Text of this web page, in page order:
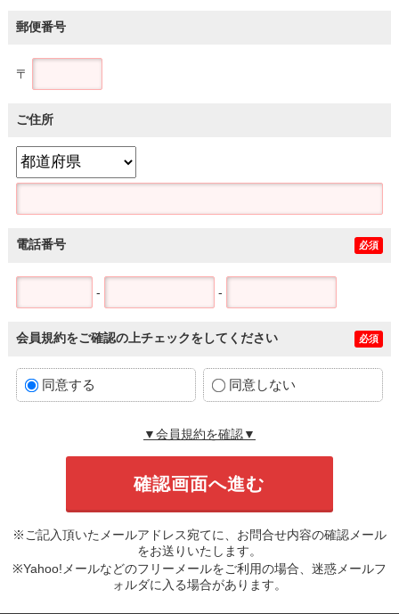
郵便番号
〒
ご住所
電話番号 必須
- -
会員規約をご確認の上チェックをしてください 必須
同意する 同意しない
▼会員規約を確認▼
※ご記入頂いたメールアドレス宛てに、お問合せ内容の確認メール
をお送りいたします。
※Yahoo!メールなどのフリーメールをご利用の場合、迷惑メールフ
ォルダに入る場合があります。